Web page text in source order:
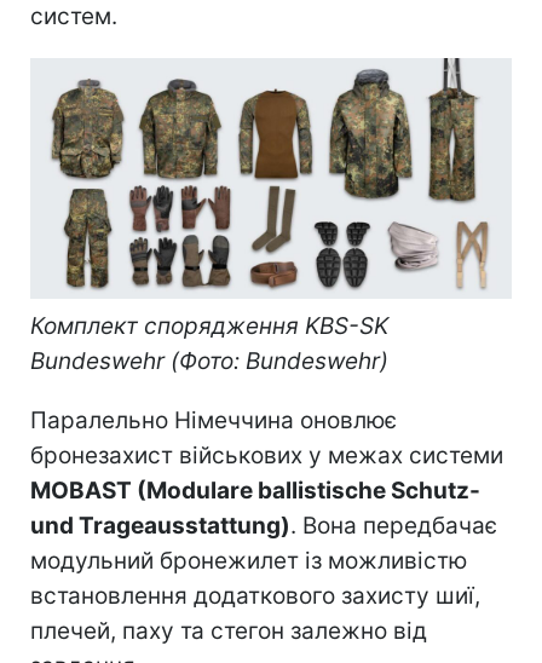
систем.
Комплект спорядження KBS-SK
Bundeswehr (Фото: Bundeswehr)
Паралельно Німеччина оновлює
бронезахист військових у межах системи
MOBAST (Modulare ballistische Schutz-
und Trageausstattung). Вона передбачає
модульний бронежилет із можливістю
встановлення додаткового захисту шиї,
плечей, паху та стегон залежно від